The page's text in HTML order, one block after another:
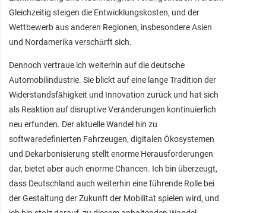
Gleichzeitig steigen die Entwicklungskosten, und der
Wettbewerb aus anderen Regionen, insbesondere Asien
und Nordamerika verschärft sich.
Dennoch vertraue ich weiterhin auf die deutsche
Automobilindustrie. Sie blickt auf eine lange Tradition der
Widerstandsfähigkeit und Innovation zurück und hat sich
als Reaktion auf disruptive Veränderungen kontinuierlich
neu erfunden. Der aktuelle Wandel hin zu
softwaredefinierten Fahrzeugen, digitalen Ökosystemen
und Dekarbonisierung stellt enorme Herausforderungen
dar, bietet aber auch enorme Chancen. Ich bin überzeugt,
dass Deutschland auch weiterhin eine führende Rolle bei
der Gestaltung der Zukunft der Mobilität spielen wird, und